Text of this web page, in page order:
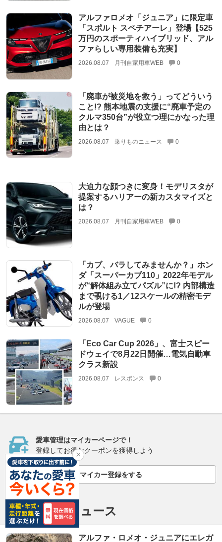
アルファロメオ「ジュニア」に限定車
「スポルト スペチアーレ」登場【525
万円のスポーティハイブリッド、アル
ファらしい専用装備も充実】
2026.08.07 月刊自家用車WEB 0
「廃車が被災地を救う」ってどういう
こと!? 熊本地震の支援に“廃車予定の
クルマ350台”が役立つ理にかなった理
由とは？
2026.08.07 乗りものニュース 0
大迫力な顔つきに変身！モデリスタが
提案するハリアーの新カスタマイズと
は？
2026.08.07 月刊自家用車WEB 0
「カブ、バラしてみませんか？」ホン
ダ「スーパーカブ110」2022年モデル
が“解体組み立てパズル”に!? 内部構造
まで覗ける1／12スケールの精密モデ
ルが登場
2026.08.07 VAGUE 0
「Eco Car Cup 2026」、富士スピー
ドウェイで8月22日開催…電気自動車
クラス新設
2026.08.07 レスポンス 0
愛車管理はマイカーページで！
登録してお得なクーポンを獲得しよう
マイカー登録をする
おすすめのニュース
アルファ・ロメオ・ジュニアにエレガ